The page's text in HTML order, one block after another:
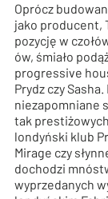
Oprócz
jako producent,
pozycję w
ów, śmiało
progressive
Prydz czy
niezapomniane
tak
londyński klub
Mirage czy
dochodzi
wyprzedanych